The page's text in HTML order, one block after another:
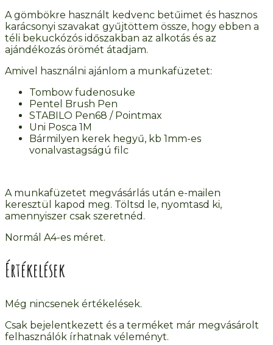
A gömbökre használt kedvenc betűimet és hasznos
karácsonyi szavakat gyűjtöttem össze, hogy ebben a
téli bekuckózós időszakban az alkotás és az
ajándékozás örömét átadjam.
Amivel használni ajánlom a munkafüzetet:
Tombow fudenosuke
Pentel Brush Pen
STABILO Pen68 / Pointmax
Uni Posca 1M
Bármilyen kerek hegyű, kb 1mm-es
vonalvastagságú filc
A munkafüzetet megvásárlás után e-mailen
keresztül kapod meg. Töltsd le, nyomtasd ki,
amennyiszer csak szeretnéd.
Normál A4-es méret.
Értékelések
Még nincsenek értékelések.
Csak bejelentkezett és a terméket már megvásárolt
felhasználók írhatnak véleményt.